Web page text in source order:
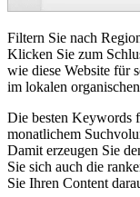
Filtern Sie nach
Klicken Sie zum
wie diese Website für
im lokalen
Die besten Keywords
monatlichem
Damit erzeugen Sie
Sie sich auch die
Sie Ihren Content